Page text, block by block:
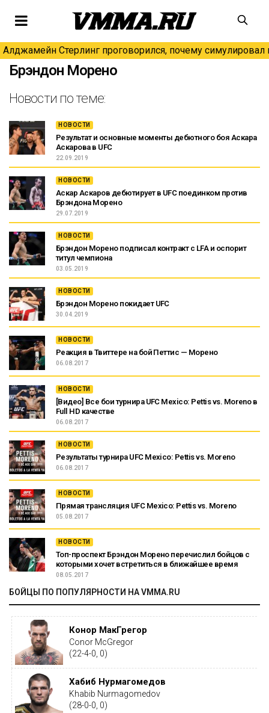
Алджамейн Стерлинг проговорился, почему симулировал
Брэндон Морено
Новости по теме:
НОВОСТИ
Результат и основные моменты дебютного боя Аскара
Аскарова в UFC
22.09.2019
НОВОСТИ
Аскар Аскаров дебютирует в UFC поединком против
Брэндона Морено
29.07.2019
НОВОСТИ
Брэндон Морено подписал контракт с LFA и оспорит
титул чемпиона
03.05.2019
НОВОСТИ
Брэндон Морено покидает UFC
30.04.2019
НОВОСТИ
Реакция в Твиттере на бой Петтис — Морено
06.08.2017
НОВОСТИ
[Видео] Все бои турнира UFC Mexico: Pettis vs. Moreno в
Full HD качестве
06.08.2017
НОВОСТИ
Результаты турнира UFC Mexico: Pettis vs. Moreno
06.08.2017
НОВОСТИ
Прямая трансляция UFC Mexico: Pettis vs. Moreno
05.08.2017
НОВОСТИ
Топ-проспект Брэндон Морено перечислил бойцов с
которыми хочет встретиться в ближайшее время
08.05.2017
БОЙЦЫ ПО ПОПУЛЯРНОСТИ НА VMMA.RU
Конор МакГрегор
Conor McGregor
(22-4-0, 0)
Хабиб Нурмагомедов
Khabib Nurmagomedov
(28-0-0, 0)